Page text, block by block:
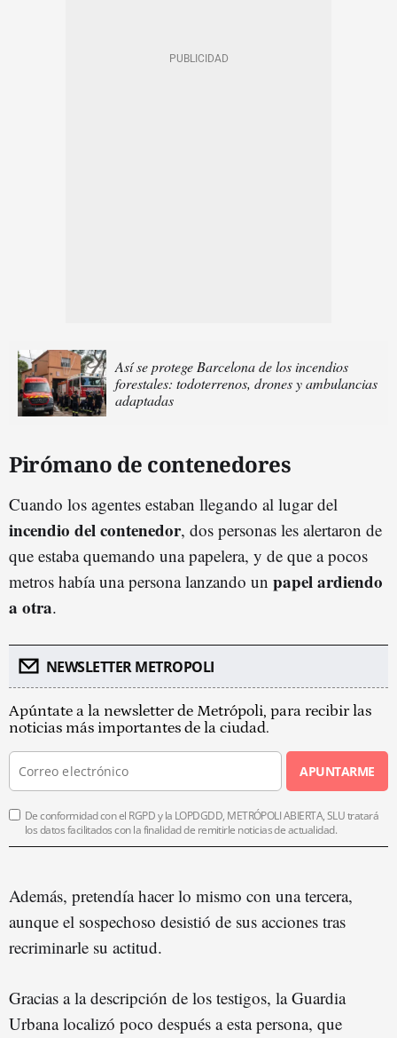
Así se protege Barcelona de los incendios
forestales: todoterrenos, drones y ambulancias
adaptadas
Pirómano de contenedores
Cuando los agentes estaban llegando al lugar del
incendio del contenedor, dos personas les alertaron de
que estaba quemando una papelera, y de que a pocos
metros había una persona lanzando un papel ardiendo
a otra.
NEWSLETTER METROPOLI
Apúntate a la newsletter de Metrópoli, para recibir las
noticias más importantes de la ciudad.
APUNTARME
De conformidad con el RGPD y la LOPDGDD, METRÓPOLI ABIERTA, SLU tratará
los datos facilitados con la finalidad de remitirle noticias de actualidad.
Además, pretendía hacer lo mismo con una tercera,
aunque el sospechoso desistió de sus acciones tras
recriminarle su actitud.
Gracias a la descripción de los testigos, la Guardia
Urbana localizó poco después a esta persona, que